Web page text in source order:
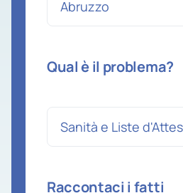
Qual è il problema?
Raccontaci i fatti